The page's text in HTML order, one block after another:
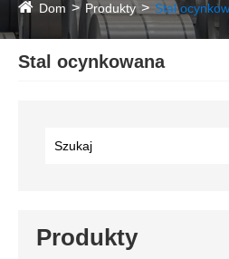
Dom Produkty Stal
Stal ocynkowana
Produkty